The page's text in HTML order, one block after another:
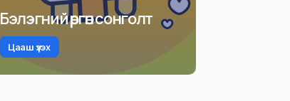
Бэлэгний өргөн сонголт
Цааш үзэх